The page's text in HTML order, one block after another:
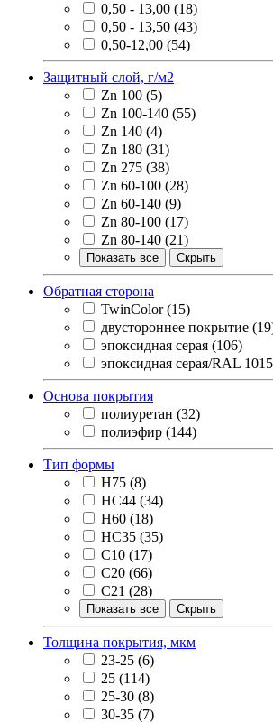
0,50 - 13,00 (18)
0,50 - 13,50 (43)
0,50-12,00 (54)
Защитный слой, г/м2
Zn 100 (5)
Zn 100-140 (55)
Zn 140 (4)
Zn 180 (31)
Zn 275 (38)
Zn 60-100 (28)
Zn 60-140 (9)
Zn 80-100 (17)
Zn 80-140 (21)
Показать все Скрыть
Обратная сторона
TwinColor (15)
двустороннее покрытие
эпоксидная серая (106)
эпоксидная серая/RAL 1015
Основа покрытия
полиуретан (32)
полиэфир (144)
Тип формы
H75 (8)
HC44 (34)
Н60 (18)
НС35 (35)
С10 (17)
С20 (66)
С21 (28)
Показать все Скрыть
Толщина покрытия, мкм
23-25 (6)
25 (114)
25-30 (8)
30-35 (7)